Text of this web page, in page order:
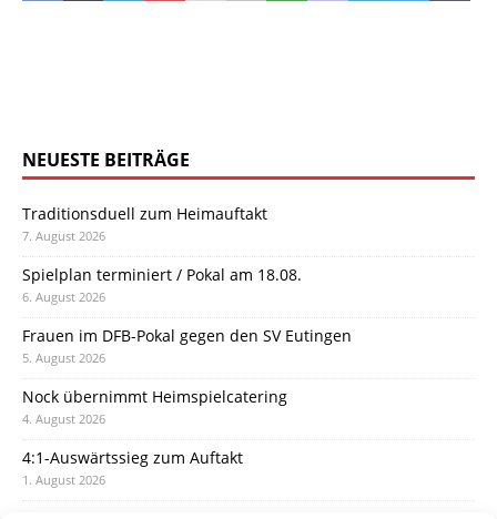
NEUESTE BEITRÄGE
Traditionsduell zum Heimauftakt
7. August 2026
Spielplan terminiert / Pokal am 18.08.
6. August 2026
Frauen im DFB-Pokal gegen den SV Eutingen
5. August 2026
Nock übernimmt Heimspielcatering
4. August 2026
4:1-Auswärtssieg zum Auftakt
1. August 2026